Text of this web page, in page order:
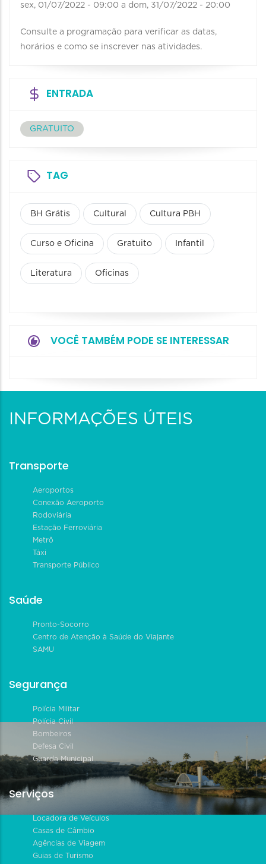
sex, 01/07/2022 - 09:00 a dom, 31/07/2022 - 20:00
Consulte a programação para verificar as datas,
horários e como se inscrever nas atividades.
ENTRADA
GRATUITO
TAG
BH Grátis Cultural Cultura PBH
Curso e Oficina Gratuito Infantil
Literatura Oficinas
VOCÊ TAMBÉM PODE SE INTERESSAR
INFORMAÇÕES ÚTEIS
Transporte
Aeroportos
Conexão Aeroporto
Rodoviária
Estação Ferroviária
Metrô
Táxi
Transporte Público
Saúde
Pronto-Socorro
Centro de Atenção à Saúde do Viajante
SAMU
Segurança
Polícia Militar
Polícia Civil
Bombeiros
Defesa Civil
Guarda Municipal
Serviços
Locadora de Veículos
Casas de Câmbio
Agências de Viagem
Guias de Turismo